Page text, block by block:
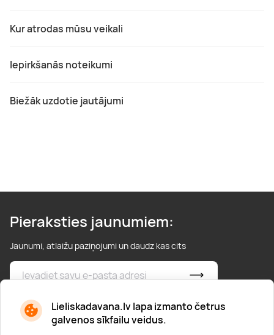
Lieliskadavana.lv lapa izmanto četrus
galvenos sīkfailu veidus.
Kur atrodas mūsu veikali
Iepirkšanās noteikumi
Biežāk uzdotie jautājumi
Pieraksties jaunumiem:
Jaunumi, atlaižu paziņojumi un daudz kas cits
* Esmu iepazinies/usies ar privātuma politiku